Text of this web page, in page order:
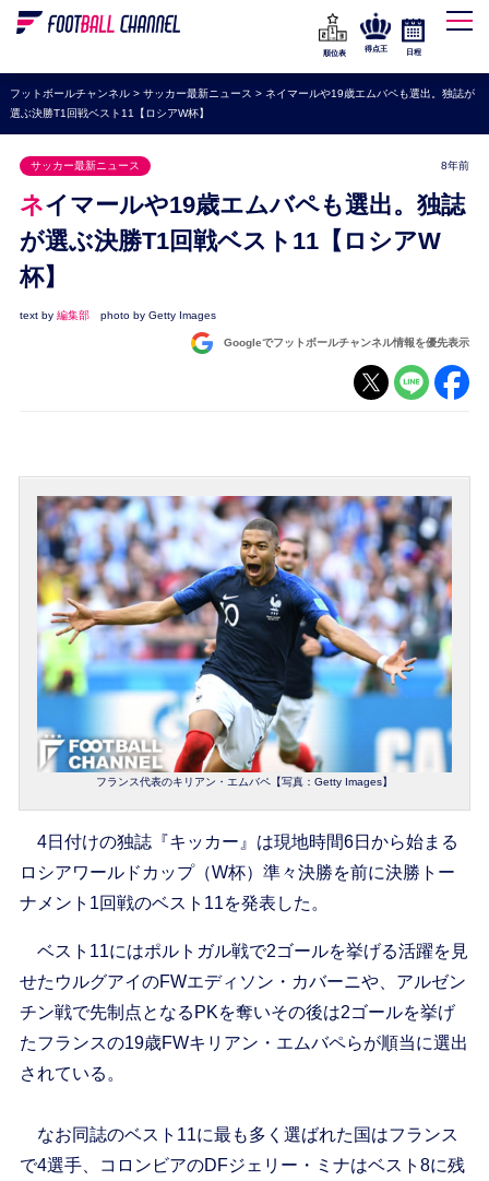
WEリーグ
海外サッカー
プレミアリーグ
ラ・リーガ
セリエA
ブンデスリーガ
ナショナルチーム
順位表
得点王 日程
フットボールチャンネル> サッカー最新ニュース > ネイマールや19歳エムバペも選出。独誌が
選ぶ決勝T1回戦ベスト11【ロシアW杯】
サッカー最新ニュース 8年前
ネイマールや19歳エムバペも選出。独誌
が選ぶ決勝T1回戦ベスト11【ロシアW
杯】
text by 編集部 photo by Getty Images
Googleでフットボールチャンネル情報を優先表示
フランス代表のキリアン・エムバペ【写真：Getty Images】
4日付けの独誌『キッカー』は現地時間6日から始まる
ロシアワールドカップ（W杯）準々決勝を前に決勝トー
ナメント1回戦のベスト11を発表した。
ベスト11にはポルトガル戦で2ゴールを挙げる活躍を見
せたウルグアイのFWエディソン・カバーニや、アルゼン
チン戦で先制点となるPKを奪いその後は2ゴールを挙げ
たフランスの19歳FWキリアン・エムバペらが順当に選出
されている。
なお同誌のベスト11に最も多く選ばれた国はフランス
で4選手、コロンビアのDFジェリー・ミナはベスト8に残